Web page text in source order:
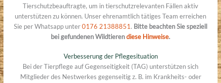
Tierschutzbeauftragte, um in tierschutzrelevanten Fällen aktiv
unterstützen zu können. Unser ehrenamtlich tätiges Team erreichen
Sie per Whatsapp unter0176 21388851. Bitte beachten Sie speziell
bei gefundenen Wildtierendiese Hinweise.
Verbesserung der Pflegesituation
Bei der Tierpflege auf Gegenseitigkeit (TAG) unterstützen sich
Mitglieder des Nestwerkes gegenseitig z. B. im Krankheits- oder